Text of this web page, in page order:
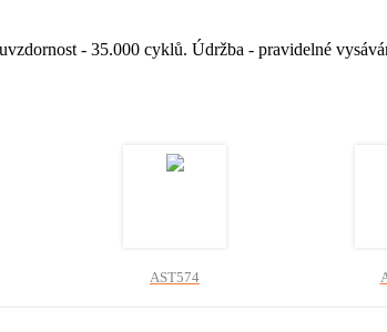
- 35.000 cyklů. Údržba - pravidelné
AST574